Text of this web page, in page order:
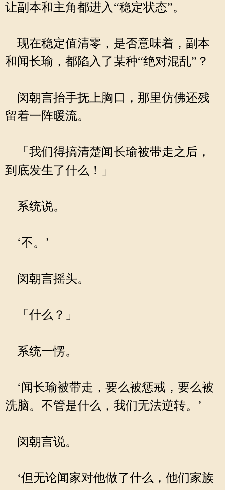
让副本和主角都进入“稳定状态”。
现在稳定值清零，是否意味着，副本
和闻长瑜，都陷入了某种“绝对混乱”？
闵朝言抬手抚上胸口，那里仿佛还残
留着一阵暖流。
「我们得搞清楚闻长瑜被带走之后，
到底发生了什么！」
系统说。
‘不。’
闵朝言摇头。
「什么？」
系统一愣。
‘闻长瑜被带走，要么被惩戒，要么被
洗脑。不管是什么，我们无法逆转。’
闵朝言说。
‘但无论闻家对他做了什么，他们家族